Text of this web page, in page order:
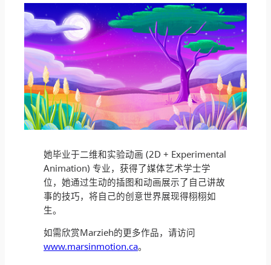
她毕业于二维和实验动画 (2D + Experimental
Animation) 专业，获得了媒体艺术学士学
位，她通过生动的插图和动画展示了自己讲故
事的技巧，将自己的创意世界展现得栩栩如
生。
如需欣赏Marzieh的更多作品，请访问
www.marsinmotion.ca。